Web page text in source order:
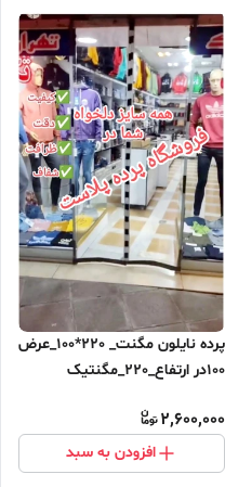
پرده نایلون مگنت_ 220*100_عرض
100در ارتفاع_220_مگنتیک
2,600,000
افزودن به سبد